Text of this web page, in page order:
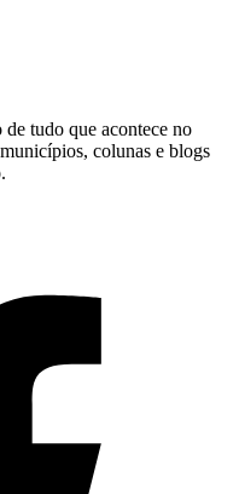
tudo que acontece no
colunas e blogs